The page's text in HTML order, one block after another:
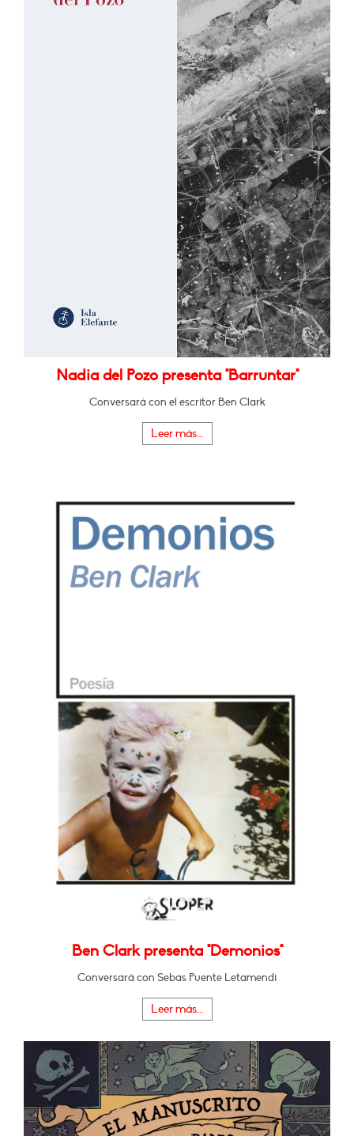
Nadia del Pozo presenta "Barruntar"
Conversará con el escritor Ben Clark
Leer más...
Ben Clark presenta "Demonios"
Conversará con Sebas Puente Letamendi
Leer más...